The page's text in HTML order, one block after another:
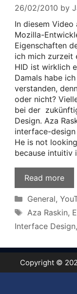
26/02/2010 by
In diesem
Mozilla-
Eigenschaften
ich mich zurzeit
HID ist wirklich
Damals habe
verstanden,
oder nicht?
bei der
Design. Aza
interface-
He is not
because intuitiv
Read more
Categories
General,
Tags
Aza Raskin,
Interface Design,
Copyright ©